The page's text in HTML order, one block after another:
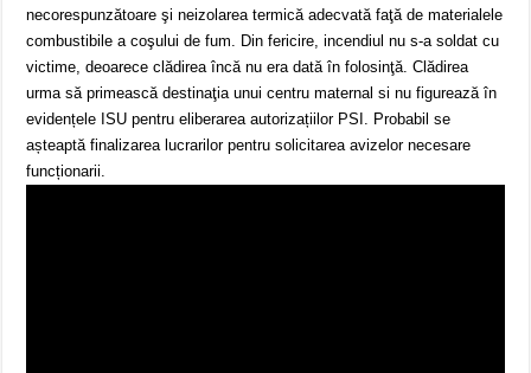
necorespunzătoare şi neizolarea termică adecvată faţă de materialele
combustibile a coşului de fum. Din fericire, incendiul nu s-a soldat cu
victime, deoarece clădirea încă nu era dată în folosinţă. Clădirea
urma să primească destinaţia unui centru maternal si nu figurează în
evidențele ISU pentru eliberarea autorizațiilor PSI. Probabil se
așteaptă finalizarea lucrarilor pentru solicitarea avizelor necesare
funcționarii.